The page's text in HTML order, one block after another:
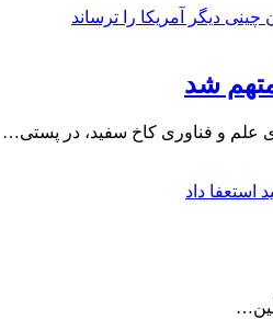
شد
علم و فناوری کاخ سفید، در پستی…